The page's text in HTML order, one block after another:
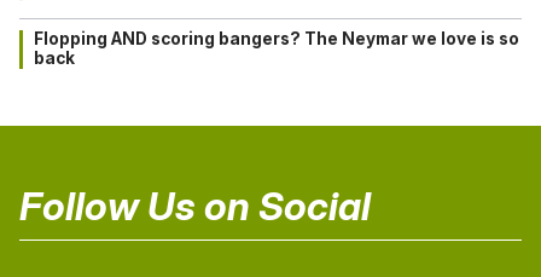
Flopping AND scoring bangers? The Neymar we love is so
back
Follow Us on Social